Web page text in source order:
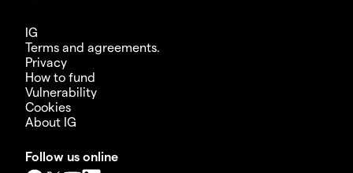
IG
Terms and agreements.
Privacy
How to fund
Vulnerability
Cookies
About IG
Follow us online